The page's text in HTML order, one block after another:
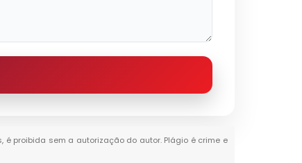
é proibida sem a autorização do autor. Plágio é crime e